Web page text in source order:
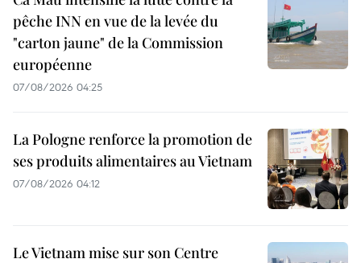
pêche INN en vue de la levée du
"carton jaune" de la Commission
européenne
07/08/2026 04:25
La Pologne renforce la promotion de
ses produits alimentaires au Vietnam
07/08/2026 04:12
Le Vietnam mise sur son Centre